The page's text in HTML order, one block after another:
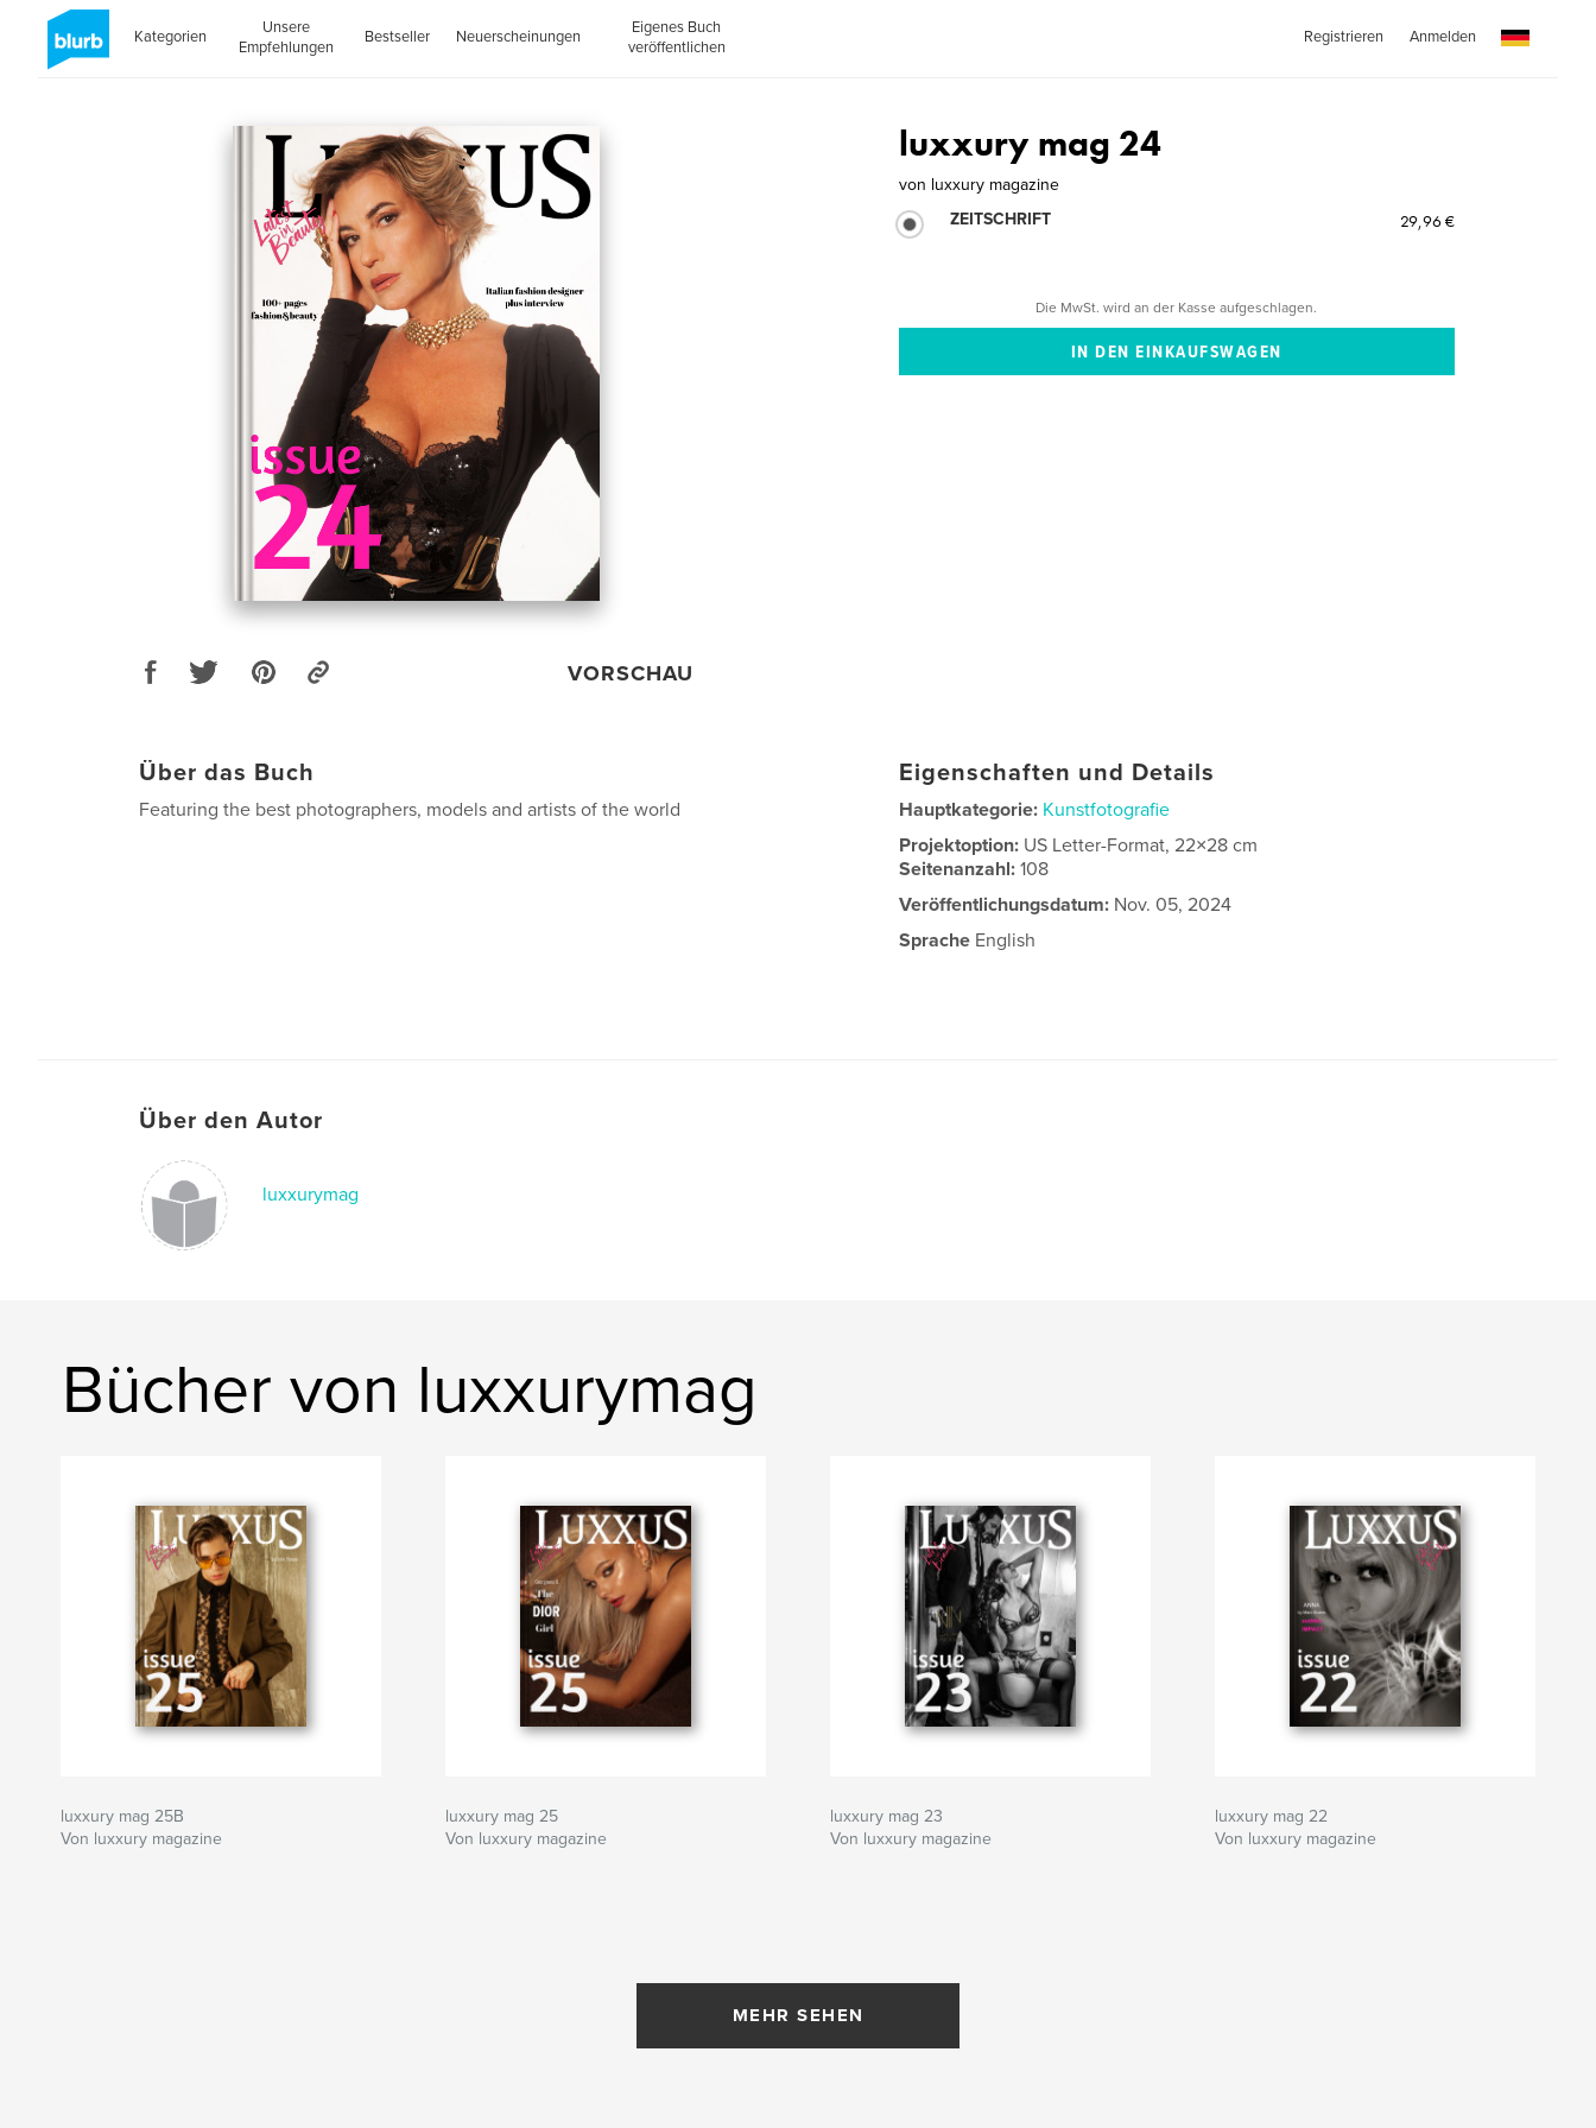
Kategorien
Unsere
Empfehlungen
Bestseller Neuerscheinungen
Eigenes Buch
veröffentlichen
Registrieren Anmelden
VORSCHAU
luxxury mag 24
von luxxury magazine
ZEITSCHRIFT
29,96 €
Die MwSt. wird an der Kasse aufgeschlagen.
Über das Buch
Featuring the best photographers, models and artists of the world
Eigenschaften und Details
Hauptkategorie: Kunstfotografie
Projektoption: US Letter-Format, 22×28 cm
Seitenanzahl:108
Veröffentlichungsdatum: Nov. 05, 2024
Sprache English
Über den Autor
luxxurymag
Bücher von luxxurymag
luxxury mag 25B
Von luxxury magazine
luxxury mag 25
Von luxxury magazine
luxxury mag 23
Von luxxury magazine
luxxury mag 22
Von luxxury magazine
MEHR SEHEN